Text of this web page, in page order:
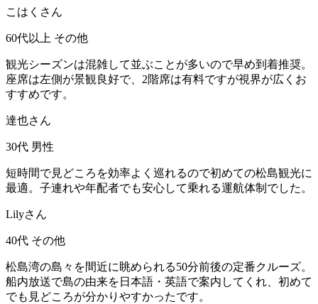
こはくさん
60代以上 その他
観光シーズンは混雑して並ぶことが多いので早め到着推奨。
座席は左側が景観良好で、2階席は有料ですが視界が広くお
すすめです。
達也さん
30代 男性
短時間で見どころを効率よく巡れるので初めての松島観光に
最適。子連れや年配者でも安心して乗れる運航体制でした。
Lilyさん
40代 その他
松島湾の島々を間近に眺められる50分前後の定番クルーズ。
船内放送で島の由来を日本語・英語で案内してくれ、初めて
でも見どころが分かりやすかったです。